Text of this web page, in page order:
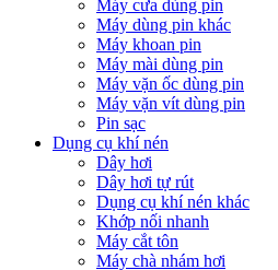
Máy cưa dùng pin
Máy dùng pin khác
Máy khoan pin
Máy mài dùng pin
Máy vặn ốc dùng pin
Máy vặn vít dùng pin
Pin sạc
Dụng cụ khí nén
Dây hơi
Dây hơi tự rút
Dụng cụ khí nén khác
Khớp nối nhanh
Máy cắt tôn
Máy chà nhám hơi